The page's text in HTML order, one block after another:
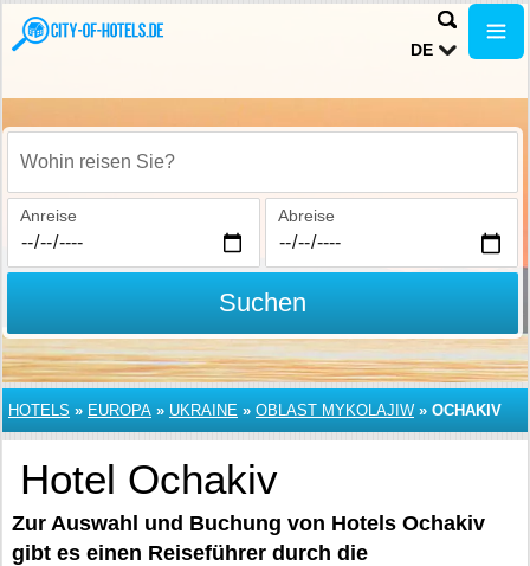
DE
Wohin reisen Sie?
Anreise Abreise
Suchen
HOTELS » EUROPA » UKRAINE » OBLAST MYKOLAJIW » OCHAKIV
Hotel Ochakiv
Zur Auswahl und Buchung von Hotels Ochakiv
gibt es einen Reiseführer durch die